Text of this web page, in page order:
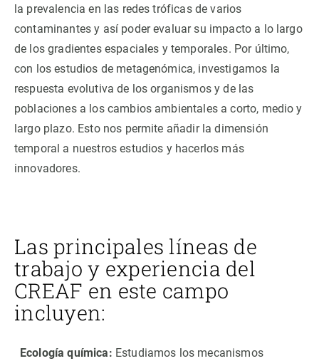
la prevalencia en las redes tróficas de varios
contaminantes y así poder evaluar su impacto a lo largo
de los gradientes espaciales y temporales. Por último,
con los estudios de metagenómica, investigamos la
respuesta evolutiva de los organismos y de las
poblaciones a los cambios ambientales a corto, medio y
largo plazo. Esto nos permite añadir la dimensión
temporal a nuestros estudios y hacerlos más
innovadores.
Las principales líneas de
trabajo y experiencia del
CREAF en este campo
incluyen:
Ecología química: Estudiamos los mecanismos